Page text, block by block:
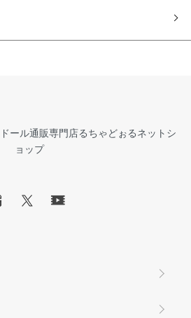
ール通販専門店るちゃどぉるネットシ
ョップ